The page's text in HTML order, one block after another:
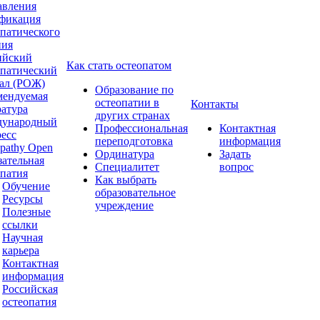
(РОЖ)
Open
Обучение
Ресурсы
Полезные
ссылки
Научная
карьера
Контактная
информация
Российская
остеопатия
Как стать остеопатом
Образование по
остеопатии в
других странах
Профессиональная
переподготовка
Ординатура
Специалитет
Как выбрать
образовательное
учреждение
Контакты
Контактная
информация
Задать
вопрос